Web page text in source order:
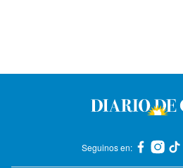
Seguinos en: